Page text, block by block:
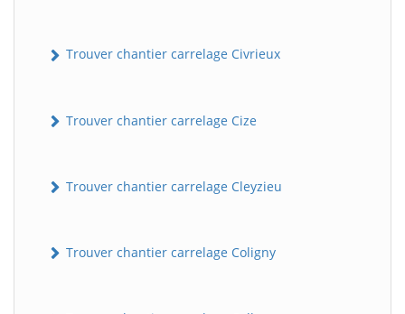
Trouver chantier carrelage Civrieux
Trouver chantier carrelage Cize
Trouver chantier carrelage Cleyzieu
Trouver chantier carrelage Coligny